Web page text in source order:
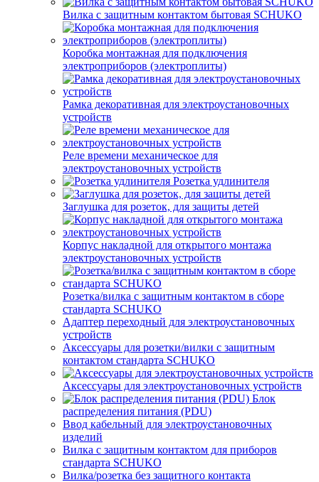
Вилка с защитным контактом бытовая SCHUKO
Коробка монтажная для подключения
электроприборов (электроплиты)
Рамка декоративная для электроустановочных
устройств
Реле времени механическое для
электроустановочных устройств
Розетка удлинителя
Заглушка для розеток, для защиты детей
Корпус накладной для открытого монтажа
электроустановочных устройств
Розетка/вилка с защитным контактом в сборе
стандарта SCHUKO
Адаптер переходный для электроустановочных
устройств
Аксессуары для розетки/вилки с защитным
контактом стандарта SCHUKO
Аксессуары для электроустановочных устройств
Блок
распределения питания (PDU)
Ввод кабельный для электроустановочных
изделий
Вилка с защитным контактом для приборов
стандарта SCHUKO
Вилка/розетка без защитного контакта